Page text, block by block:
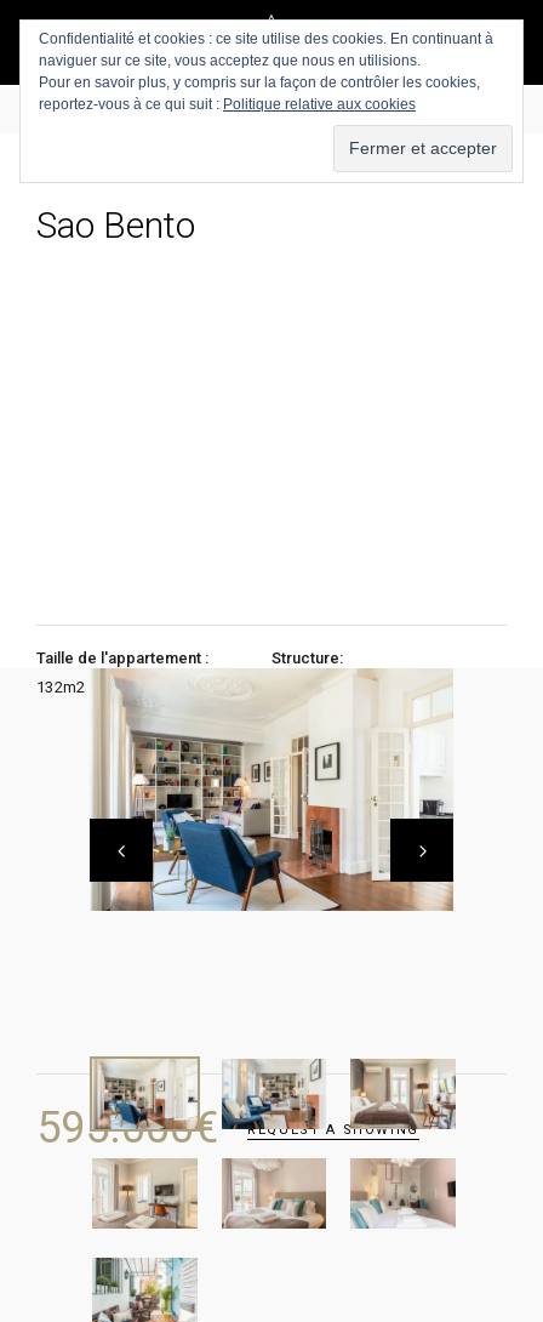
Sao Bento
Taille de l'appartement :
132m2
Structure:
595.000€ REQUEST A SHOWING
Confidentialité et cookies : ce site utilise des cookies. En continuant à
naviguer sur ce site, vous acceptez que nous en utilisions.
Pour en savoir plus, y compris sur la façon de contrôler les cookies,
reportez-vous à ce qui suit : Politique relative aux cookies